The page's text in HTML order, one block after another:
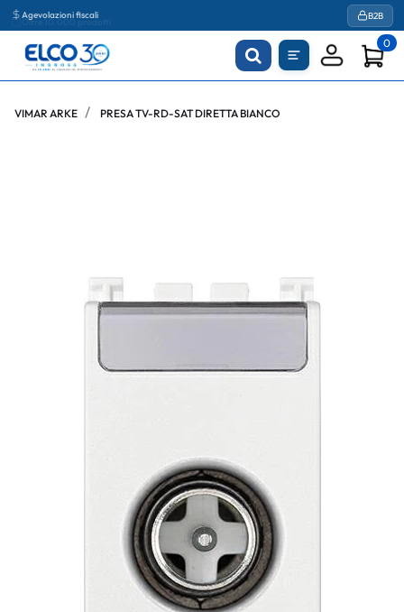
Agevolazioni fiscali B2B
0
VIMAR ARKE PRESA TV-RD-SAT DIRETTA BIANCO